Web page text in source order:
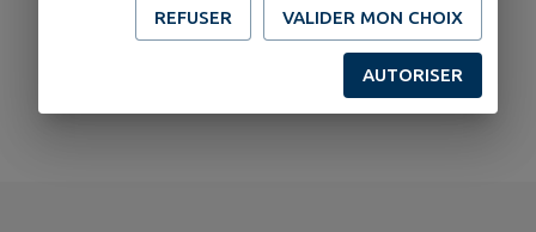
REFUSER VALIDER MON CHOIX
AUTORISER